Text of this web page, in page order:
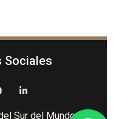
Sociales
Sur del Mundo -